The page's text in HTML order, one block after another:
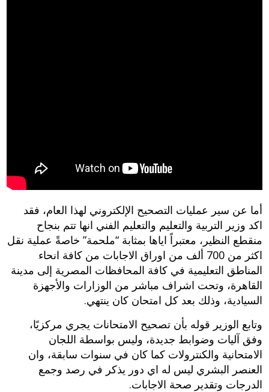
أما عن سير عمليات التصحيح الإلكتروني لهذا العام، فقد
اكد وزير التربية والتعليم والتعليم الفني انها تتم بنجاح
منقطع النظير، معتبراً اياها بمثابة “ملحمة” خاصةً عملية نقل
اكثر من 700 ألف من اوراق الاجابات من كافة انحاء
المناطق التعليمية في كافة المحافظات المصرية إلى مدينة
القاهرة، وتحت اشراف مباشر من الوزارات والأجهزة
السيادية، وذلك بعد كل امتحان كان ينتهي.
وتابع الوزير قوله بأن تصحيح الامتحانات يجري مركزيًا،
وفق آليات وضوابط جديدة، وليس بواسطة اللجان
الامتحانية والكنترولات كما كان في سنوات سابقة، وان
العنصر البشري ليس له اي دور يذكر في رصد وجمع
الدرجات وتقدير صحة الاجابات.